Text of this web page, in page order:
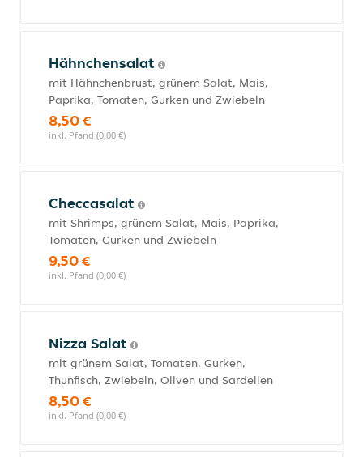
Hähnchensalat
mit Hähnchenbrust, grünem Salat, Mais,
Paprika, Tomaten, Gurken und Zwiebeln
8,50 €
inkl. Pfand (0,00 €)
Checcasalat
mit Shrimps, grünem Salat, Mais, Paprika,
Tomaten, Gurken und Zwiebeln
9,50 €
inkl. Pfand (0,00 €)
Nizza Salat
mit grünem Salat, Tomaten, Gurken,
Thunfisch, Zwiebeln, Oliven und Sardellen
8,50 €
inkl. Pfand (0,00 €)